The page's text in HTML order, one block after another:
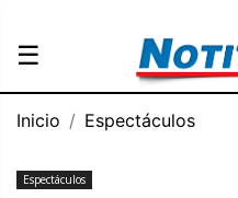
☰
Inicio Espectáculos
Espectáculos